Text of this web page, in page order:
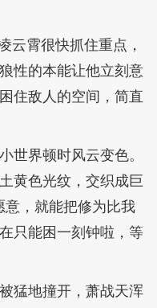
云霄很快抓住重点，
性的本能让他立刻意
住敌人的空间，简直
世界顿时风云变色。
黄色光纹，交织成巨
意，就能把修为比我
只能困一刻钟啦，等
猛地撞开，萧战天浑